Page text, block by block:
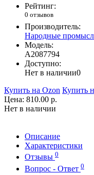
Рейтинг:
0 отзывов
Производитель:
Народные
Модель:
A2087794
Доступно:
Нет в наличии0
Купить на Ozon Купить
Цена: 810.00 р.
Нет в наличии
Описание
Характеристики
Отзывы 0
Вопрос - Ответ 0